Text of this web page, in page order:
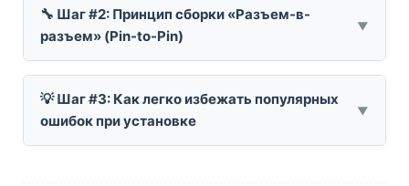
🔧 Шаг #2: Принцип сборки «Разъем-в-
разъем» (Pin-to-Pin)
💡 Шаг #3: Как легко избежать популярных
ошибок при установке